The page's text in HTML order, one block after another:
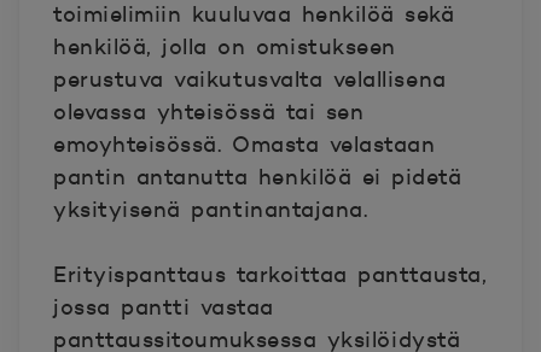
toimielimiin kuuluvaa henkilöä sekä
henkilöä, jolla on omistukseen
perustuva vaikutusvalta velallisena
olevassa yhteisössä tai sen
emoyhteisössä. Omasta velastaan
pantin antanutta henkilöä ei pidetä
yksityisenä pantinantajana.
Erityispanttaus tarkoittaa panttausta,
jossa pantti vastaa
panttaussitoumuksessa yksilöidystä